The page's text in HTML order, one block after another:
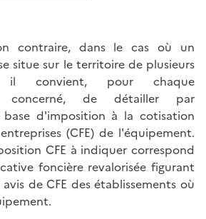
contraire, dans le cas où un
situe sur le territoire de plusieurs
il convient, pour chaque
concerné, de détailler par
d'imposition à la cotisation
(CFE) de l'équipement.
CFE à indiquer correspond
foncière revalorisée figurant
de CFE des établissements où